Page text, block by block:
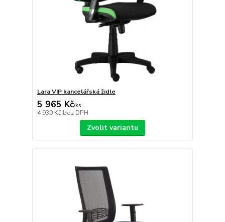
Lara VIP kancelářská židle
5 965 Kč/ks
4 930 Kč bez DPH
Zvolit variantu